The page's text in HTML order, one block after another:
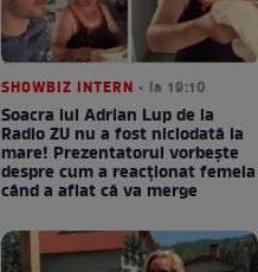
SHOWBIZ INTERN • la 19:10
Soacra lui Adrian Lup de la
Radio ZU nu a fost niciodată la
mare! Prezentatorul vorbește
despre cum a reacționat femeia
când a aflat că va merge